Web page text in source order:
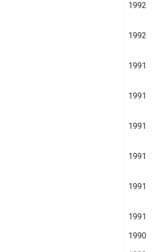
1992
1992
1991
1991
1991
1991
1991
1991
1990